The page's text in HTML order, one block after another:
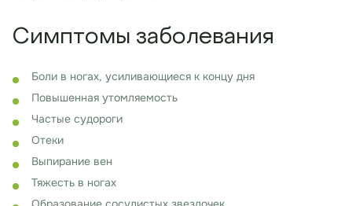
Симптомы заболевания
Боли в ногах, усиливающиеся к концу дня
Повышенная утомляемость
Частые судороги
Отеки
Выпирание вен
Тяжесть в ногах